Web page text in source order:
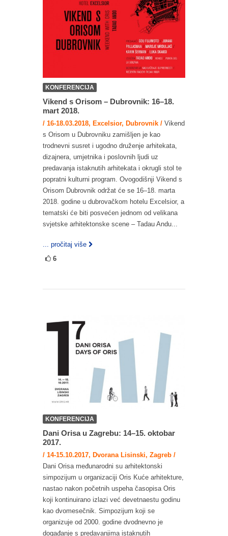
KONFERENCIJA
Vikend s Orisom – Dubrovnik: 16–18.
mart 2018.
/ 16-18.03.2018, Excelsior, Dubrovnik / Vikend
s Orisom u Dubrovniku zamišljen je kao
trodnevni susret i ugodno druženje arhitekata,
dizajnera, umjetnika i poslovnih ljudi uz
predavanja istaknutih arhitekata i okrugli stol te
popratni kulturni program. Ovogodišnji Vikend s
Orisom Dubrovnik održat će se 16–18. marta
2018. godine u dubrovačkom hotelu Excelsior, a
tematski će biti posvećen jednom od velikana
svjetske arhitektonske scene – Tadau Andu...
... pročitaj više
6
KONFERENCIJA
Dani Orisa u Zagrebu: 14–15. oktobar
2017.
/ 14-15.10.2017, Dvorana Lisinski, Zagreb /
Dani Orisa međunarodni su arhitektonski
simpozijum u organizaciji Oris Kuće arhitekture,
nastao nakon početnih uspeha časopisa Oris
koji kontinuirano izlazi već devetnaestu godinu
kao dvomesečnik. Simpozijum koji se
organizuje od 2000. godine dvodnevno je
događanje s predavanjima istaknutih